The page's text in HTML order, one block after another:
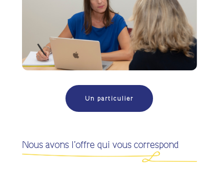
Un particulier
Nous avons l’offre qui vous correspond